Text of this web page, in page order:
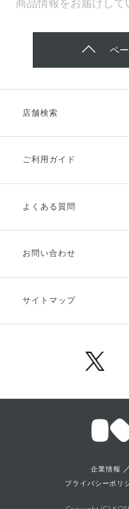
商品情報をお届けして
ペ
店舗検索
ご利用ガイド
ご利用ガイドトップ
お支払方法
キャンセル・返品・交換
よくある質問
お問い合わせ
サイトマップ
企業情報 ／
プライバシーポリ